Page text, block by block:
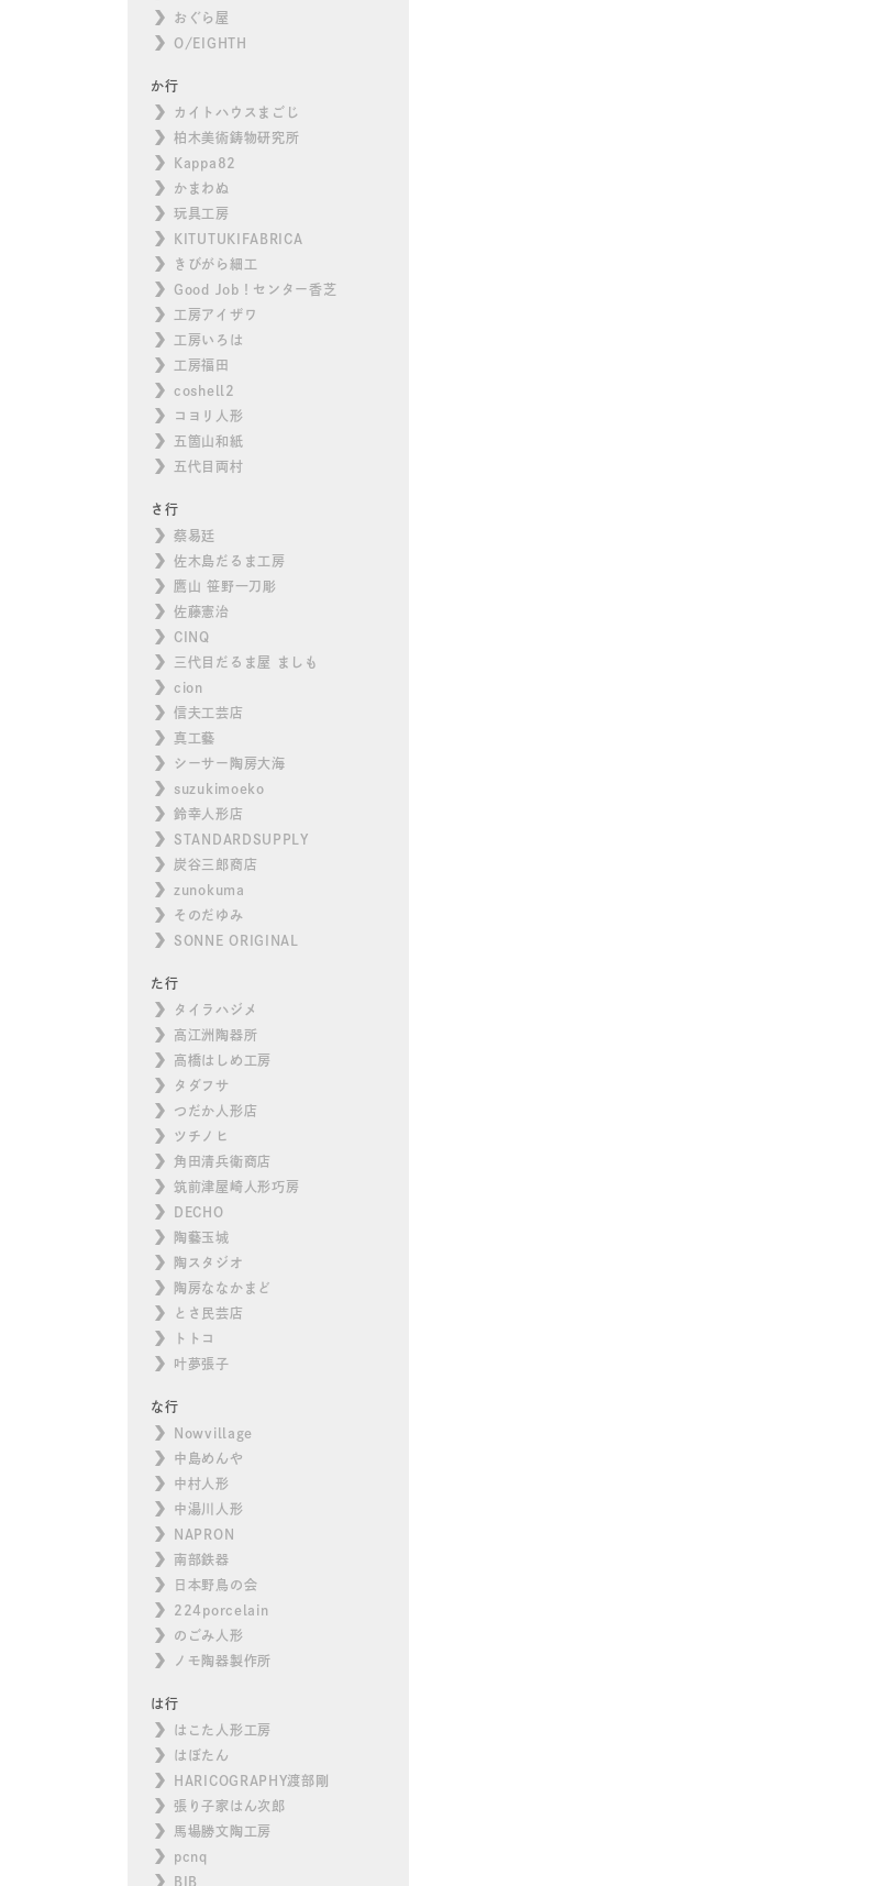
おぐら屋
O/EIGHTH
か行
カイトハウスまごじ
柏木美術鋳物研究所
Kappa82
かまわぬ
玩具工房
KITUTUKIFABRICA
きびがら細工
Good Job！センター香芝
工房アイザワ
工房いろは
工房福田
coshell2
コヨリ人形
五箇山和紙
五代目両村
さ行
蔡易廷
佐木島だるま工房
鷹山 笹野一刀彫
佐藤憲治
CINQ
三代目だるま屋 ましも
cion
信夫工芸店
真工藝
シーサー陶房大海
suzukimoeko
鈴幸人形店
STANDARDSUPPLY
炭谷三郎商店
zunokuma
そのだゆみ
SONNE ORIGINAL
た行
タイラハジメ
高江洲陶器所
高橋はしめ工房
タダフサ
つだか人形店
ツチノヒ
角田清兵衛商店
筑前津屋崎人形巧房
DECHO
陶藝玉城
陶スタジオ
陶房ななかまど
とさ民芸店
トトコ
叶夢張子
な行
Nowvillage
中島めんや
中村人形
中湯川人形
NAPRON
南部鉄器
日本野鳥の会
224porcelain
のごみ人形
ノモ陶器製作所
は行
はこた人形工房
はぼたん
HARICOGRAPHY渡部剛
張り子家はん次郎
馬場勝文陶工房
pcnq
BIB